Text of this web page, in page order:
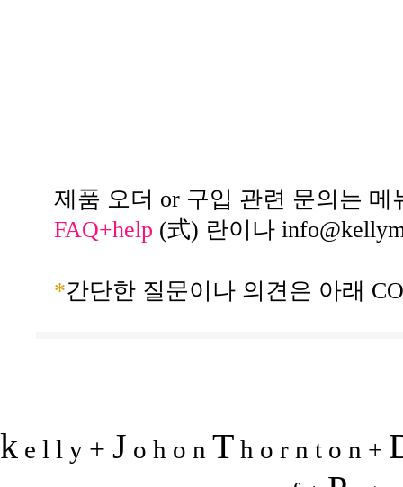
제품 오더 or 구입 관련 문의는 메
FAQ+help (式) 란이나
*간단한 질문이나 의견은 아래
k e l l y + J o h o n T h o r n t o n +